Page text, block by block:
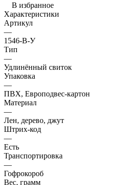
В избранное
Характеристики
Артикул
—
1546-В-У
Тип
—
Удлинённый свиток
Упаковка
—
ПВХ, Европодвес-картон
Материал
—
Лен, дерево, джут
Штрих-код
—
Есть
Транспортировка
—
Гофрокороб
Вес, грамм